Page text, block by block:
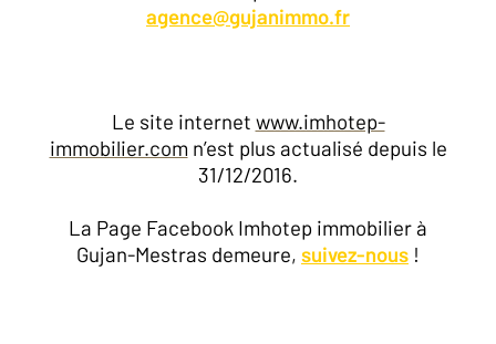
agence@gujanimmo.fr
Le site internet www.imhotep-
immobilier.com n’est plus actualisé depuis le
31/12/2016.
La Page Facebook Imhotep immobilier à
Gujan-Mestras demeure, suivez-nous !